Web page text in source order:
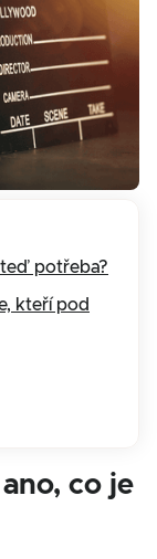
potřeba?
kteří pod
co je